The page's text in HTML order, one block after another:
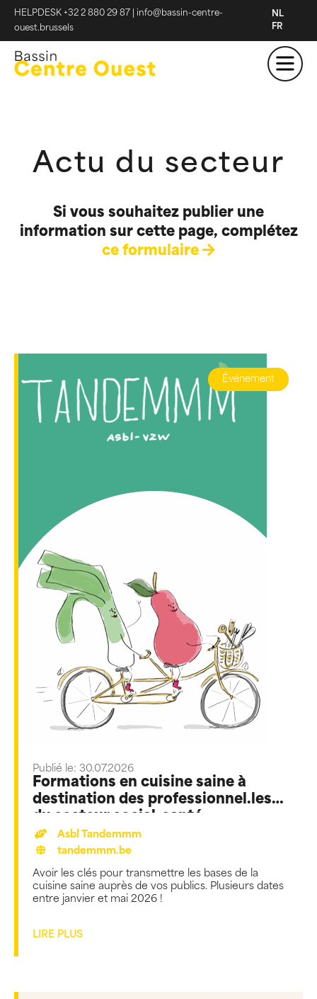
HELPDESK +32 2 880 29 87
info@bassin-centre-
ouest.brussels
NL
FR
Actu du secteur
Si vous souhaitez publier une
information sur cette page, complétez
ce formulaire
Événement
Publié le: 30.07.2026
Formations en cuisine saine à
destination des professionnel.les
du secteur social-santé
Asbl Tandemmm
tandemmm.be
Avoir les clés pour transmettre les bases de la
cuisine saine auprès de vos publics. Plusieurs dates
entre janvier et mai 2026 !
LIRE PLUS